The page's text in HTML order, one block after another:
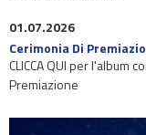
01.07.2026
Cerimonia Di
CLICCA QUI per l'album
Premiazione